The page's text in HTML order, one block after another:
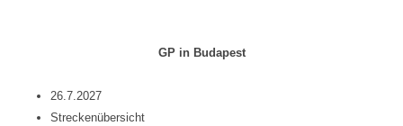
GP in Budapest
26.7.2027
Streckenübersicht